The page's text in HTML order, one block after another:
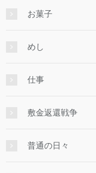
お菓子
めし
仕事
敷金返還戦争
普通の日々